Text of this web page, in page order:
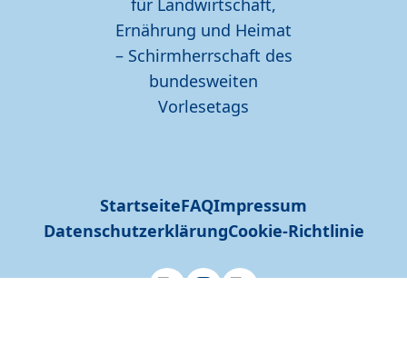
StartseiteFAQImpressum
DatenschutzerklärungCookie-Richtlinie